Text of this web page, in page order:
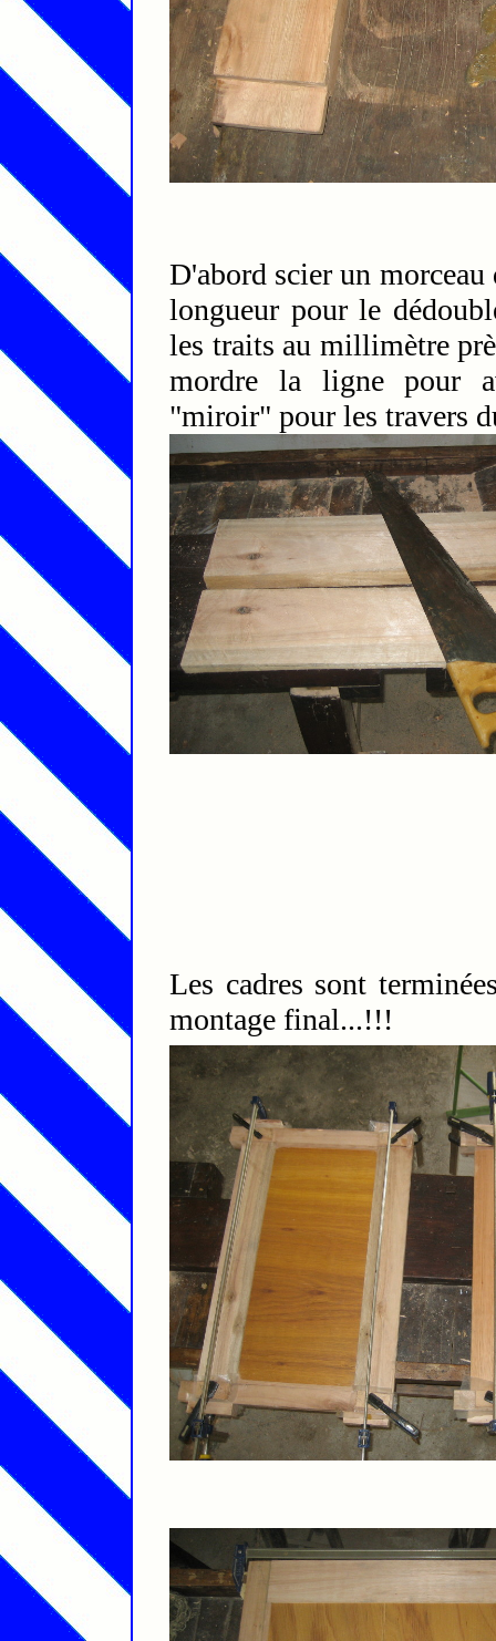
D'abord scier un morceau
longueur pour le
les traits au millimètre
mordre la ligne pour
"miroir" pour les travers
Les cadres sont
montage final...!!!